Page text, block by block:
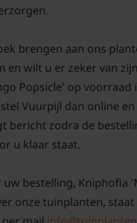
brengen aan ons
en wilt u er zeker van
Popsicle' op voorraad
Vuurpijl dan online
bericht zodra de
u klaar staat.
uw bestelling, Kniphofia
onze tuinplanten, staat